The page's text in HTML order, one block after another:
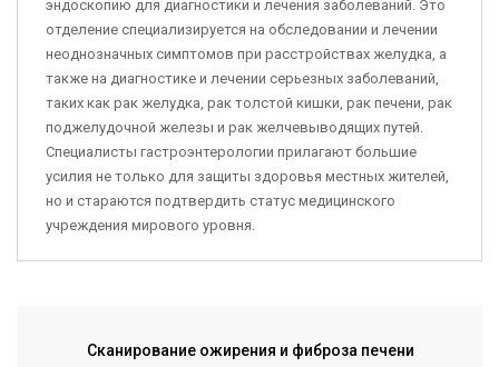
эндоскопию для диагностики и лечения заболеваний. Это
отделение специализируется на обследовании и лечении
неоднозначных симптомов при расстройствах желудка, а
также на диагностике и лечении серьезных заболеваний,
таких как рак желудка, рак толстой кишки, рак печени, рак
поджелудочной железы и рак желчевыводящих путей.
Специалисты гастроэнтерологии прилагают большие
усилия не только для защиты здоровья местных жителей,
но и стараются подтвердить статус медицинского
учреждения мирового уровня.
Сканирование ожирения и фиброза печени